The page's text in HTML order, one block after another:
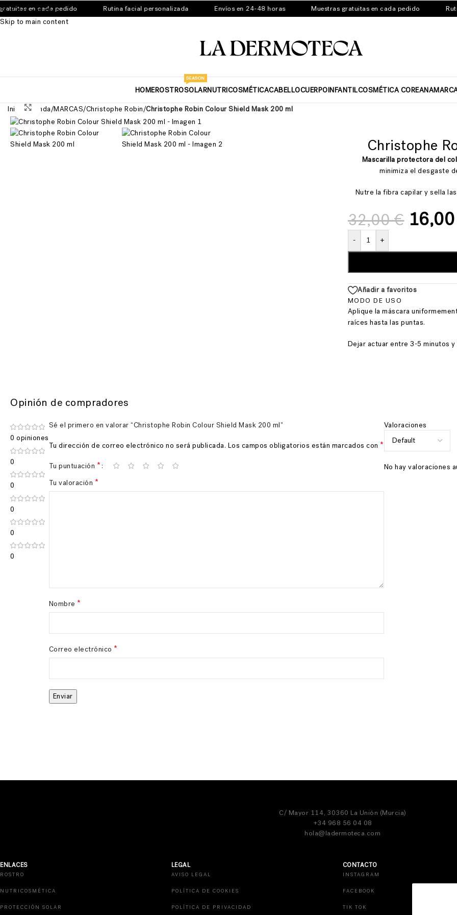
Skip to navigation
Skip to main content
en cada pedido Rutina facial personalizada Envíos en 24-48 horas Muestras gratuitas en cada pedido
HOMEROSTROSOLAR
SEASON
NUTRICOSMÉTICACABELLOCUERPOINFANTILCOSMÉTICA COREANA
Inicio/Tienda/MARCAS/Christophe Robin/Christophe Robin Colour Shield Mask 200 ml
Ver más grande
Christophe
Mascarilla protectora del
minimiza el desgaste
Nutre la fibra capilar y sella
32,00€
- +
Añadir a favoritos
MODO DE USO
Aplique la máscara
raíces hasta las puntas.
Dejar actuar entre 3-5 minutos
Opinión de compradores
0 opiniones
0
0
0
0
0
Valoraciones
No hay valoraciones
Sé el primero en valorar “Christophe Robin Colour Shield Mask 200 ml”
Tu dirección de correo electrónico no será publicada. Los campos obligatorios están marcados con *
Tu puntuación *
Tu valoración *
Nombre *
Correo electrónico *
C/ Mayor 114, 30360 La Unión (Murcia)
+34 968 56 04 08
hola@ladermoteca.com
ENLACES
ROSTRO
NUTRICOSMÉTICA
PROTECCIÓN SOLAR
LEGAL
AVISO LEGAL
POLÍTICA DE COOKIES
POLÍTICA DE PRIVACIDAD
CONTACTO
INSTAGRAM
FACEBOOK
TIK TOK